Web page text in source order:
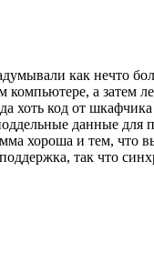
как нечто
а затем
хоть код от
данные
хороша и тем, что
так что